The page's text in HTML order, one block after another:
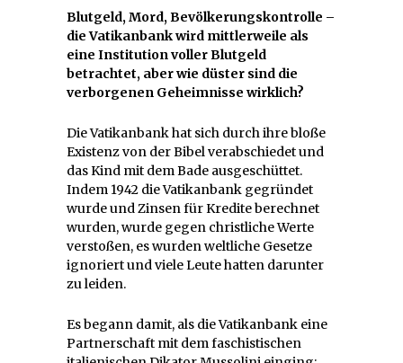
Blutgeld, Mord, Bevölkerungskontrolle –
die Vatikanbank wird mittlerweile als
eine Institution voller Blutgeld
betrachtet, aber wie düster sind die
verborgenen Geheimnisse wirklich?
Die Vatikanbank hat sich durch ihre bloße
Existenz von der Bibel verabschiedet und
das Kind mit dem Bade ausgeschüttet.
Indem 1942 die Vatikanbank gegründet
wurde und Zinsen für Kredite berechnet
wurden, wurde gegen christliche Werte
verstoßen, es wurden weltliche Gesetze
ignoriert und viele Leute hatten darunter
zu leiden.
Es begann damit, als die Vatikanbank eine
Partnerschaft mit dem faschistischen